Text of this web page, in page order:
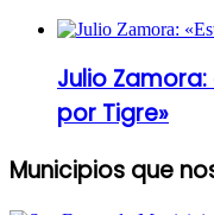
Julio
por Tigre»
Municipios que